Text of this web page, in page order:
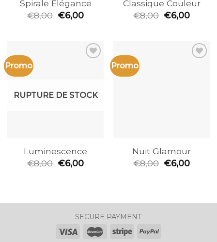
Spirale Élégance
€8,00 €6,00
Classique Couleur
€8,00 €6,00
Promo
RUPTURE DE STOCK
Luminescence
€8,00 €6,00
Promo
Nuit Glamour
€8,00 €6,00
SECURE PAYMENT